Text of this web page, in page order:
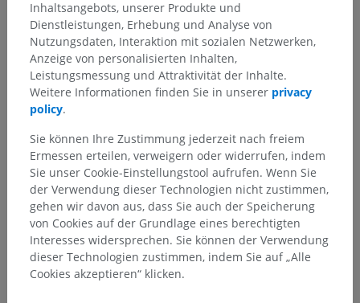
In addition, here are other useful resources
for medical imaging professionals caring for
patients with potential coronavirus disease:
Monitoring the evolution of the pandemic in the
world:https://coronavirus.jhu.edu/map.html
COVID-19 Dedicated Pages of the Learned
Societies
Radiological Society of North
America:https://www.rsna.org/covid-19
Scientific articles in RSNA
Inhaltsangebots, unserer Produkte und
Dienstleistungen, Erhebung und Analyse von
Nutzungsdaten, Interaktion mit sozialen Netzwerken,
Anzeige von personalisierten Inhalten,
Leistungsmessung und Attraktivität der Inhalte.
Weitere Informationen finden Sie in unserer privacy
policy.
Sie können Ihre Zustimmung jederzeit nach freiem
Ermessen erteilen, verweigern oder widerrufen, indem
Sie unser Cookie-Einstellungstool aufrufen. Wenn Sie
der Verwendung dieser Technologien nicht zustimmen,
gehen wir davon aus, dass Sie auch der Speicherung
von Cookies auf der Grundlage eines berechtigten
Interesses widersprechen. Sie können der Verwendung
dieser Technologien zustimmen, indem Sie auf „Alle
Cookies akzeptieren“ klicken.